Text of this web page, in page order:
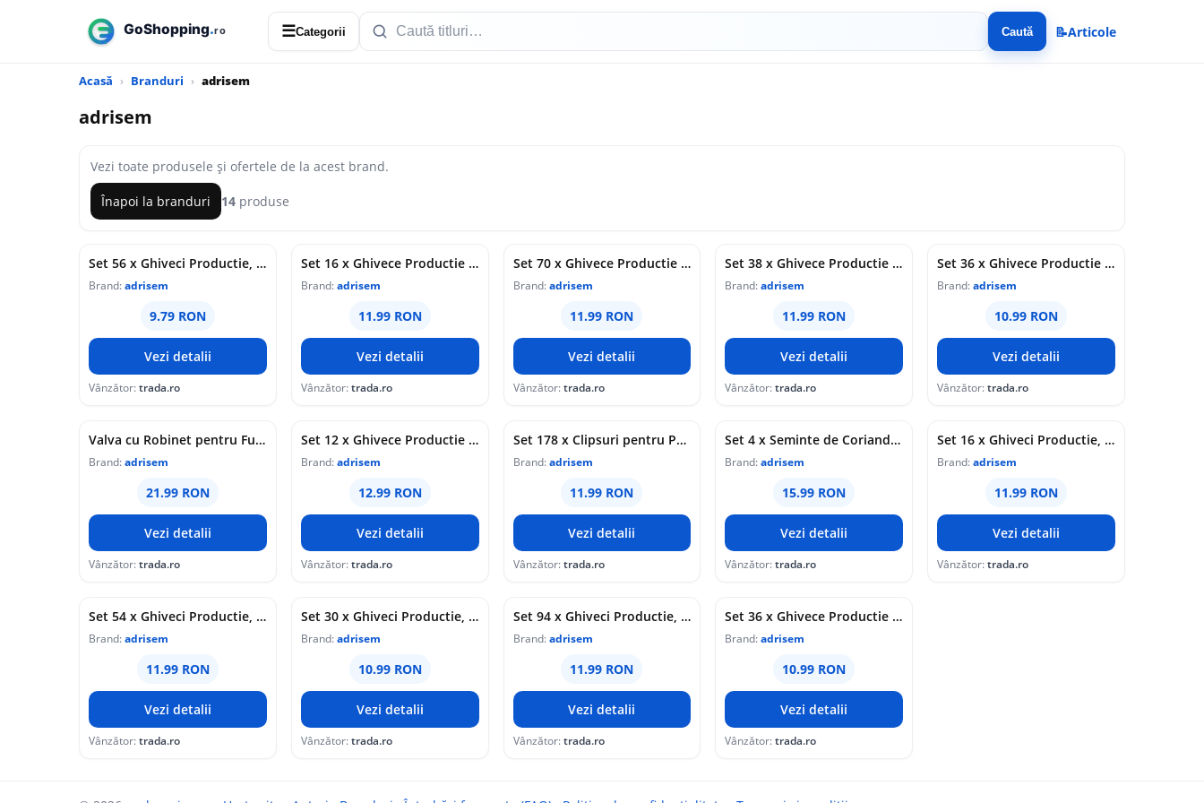
☰Categorii Caută 📝Articole
Acasă Branduri adrisem
adrisem
Vezi toate produsele și ofertele de la acest brand.
Înapoi la branduri 14 produse
Set 56 x Ghiveci Productie, Sectiune Patrata, 8 x 8 x 8 cm / 306 cc, Gri
Brand:adrisem
9.79 RON
Vezi detalii
Vânzător:trada.ro
Set 16 x Ghivece Productie Sectiune Rotunda, 17 cm / 2000 cc, P175128
Brand:adrisem
11.99 RON
Vezi detalii
Vânzător:trada.ro
Set 70 x Ghivece Productie Sectiune Rotunda, 9 cm / 300 cc, P09568
Brand:adrisem
11.99 RON
Vezi detalii
Vânzător:trada.ro
Set 38 x Ghivece Productie Sectiune Rotunda, 12 cm / 770 cc, P125C100
Brand:adrisem
11.99 RON
Vezi detalii
Vânzător:trada.ro
Set 36 x Ghivece Productie Sectiune Rotunda, 12 cm TC / 690 cc, P12589
Brand:adrisem
10.99 RON
Vezi detalii
Vânzător:trada.ro
Valva cu Robinet pentru Furtun, Golden Spray GS-1
Brand:adrisem
21.99 RON
Vezi detalii
Vânzător:trada.ro
Set 12 x Ghivece Productie Sectiune Rotunda, 19 cm/ 1300 cc, P195149
Brand:adrisem
12.99 RON
Vezi detalii
Vânzător:trada.ro
Set 178 x Clipsuri pentru Palisat, Prindere Tulpini, 23 mm, Plastic
Brand:adrisem
11.99 RON
Vezi detalii
Vânzător:trada.ro
Set 4 x Seminte de Coriandru, 5 g, Agrisem
Brand:adrisem
15.99 RON
Vezi detalii
Vânzător:trada.ro
Set 16 x Ghiveci Productie, Sectiune Rotunda, 17 cm / 2000 cc, TC Gri, P175128
Brand:adrisem
11.99 RON
Vezi detalii
Vânzător:trada.ro
Set 54 x Ghiveci Productie, Sectiune Rotunda, 10 cm / 400 cc, Gri, P10576
Brand:adrisem
11.99 RON
Vezi detalii
Vânzător:trada.ro
Set 30 x Ghiveci Productie, Sectiune Rotunda, 13 cm / 885 cc, Gri, P13596
Brand:adrisem
10.99 RON
Vezi detalii
Vânzător:trada.ro
Set 94 x Ghiveci Productie, Sectiune Patrata, 7 x 7 x 8 cm / 228 cc, Gri
Brand:adrisem
11.99 RON
Vezi detalii
Vânzător:trada.ro
Set 36 x Ghivece Productie Sectiune Rotunda, 12 cm / 690 cc, P12589
Brand:adrisem
10.99 RON
Vezi detalii
Vânzător:trada.ro